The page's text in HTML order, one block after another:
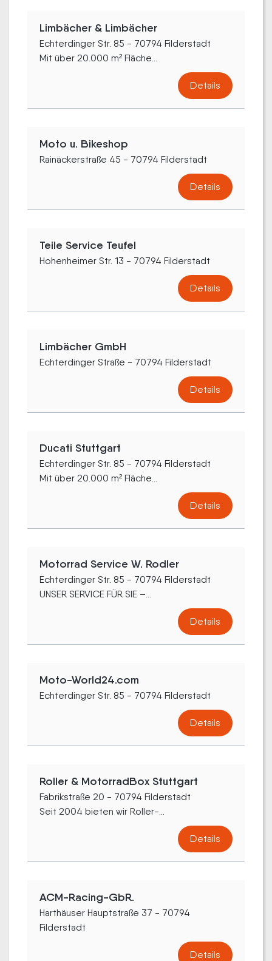
Limbächer & Limbächer
Echterdinger Str. 85 - 70794 Filderstadt
Mit über 20.000 m² Fläche...
Details
Moto u. Bikeshop
Rainäckerstraße 45 - 70794 Filderstadt
Details
Teile Service Teufel
Hohenheimer Str. 13 - 70794 Filderstadt
Details
Limbächer GmbH
Echterdinger Straße - 70794 Filderstadt
Details
Ducati Stuttgart
Echterdinger Str. 85 - 70794 Filderstadt
Mit über 20.000 m² Fläche...
Details
Motorrad Service W. Rodler
Echterdinger Str. 85 - 70794 Filderstadt
UNSER SERVICE FÜR SIE –...
Details
Moto-World24.com
Echterdinger Str. 85 - 70794 Filderstadt
Details
Roller & MotorradBox Stuttgart
Fabrikstraße 20 - 70794 Filderstadt
Seit 2004 bieten wir Roller-...
Details
ACM-Racing-GbR.
Harthäuser Hauptstraße 37 - 70794
Filderstadt
Details